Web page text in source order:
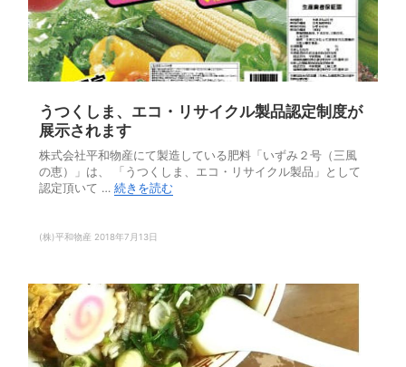
うつくしま、エコ・リサイクル製品認定制度が
展示されます
株式会社平和物産にて製造している肥料「いずみ２号（三風
の恵）」は、 「うつくしま、エコ・リサイクル製品」として
認定頂いて … 続きを読む
(株)平和物産 2018年7月13日